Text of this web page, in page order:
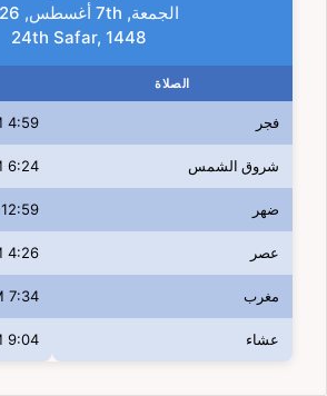
الجمعة, 7th أغسطس, 2026
24th Safar, 1448
الصلاة
فجر 4:59 AM
شروق الشمس 6:24 AM
ضهر 12:59 PM
عصر 4:26 PM
مغرب 7:34 PM
عشاء 9:04 PM